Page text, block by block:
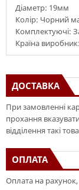
Діаметр: 19мм
Колір: Чорний
Комплектуючі:
Країна
ДОСТАВКА
При замовленні
прохання
відділення такі
ОПЛАТА
Оплата на